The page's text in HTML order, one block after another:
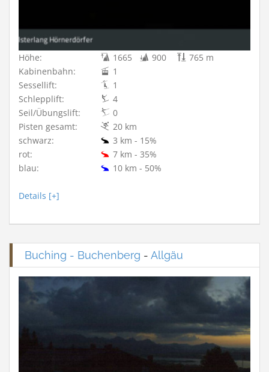
Höhe: 1665 900
765 m
Kabinenbahn:
1
Sessellift:
1
Schlepplift:
4
Seil/Übungslift:
0
Pisten gesamt:
20 km
schwarz:
3 km - 15%
rot:
7 km - 35%
blau:
10 km - 50%
Details [+]
Buching - Buchenberg - Allgäu